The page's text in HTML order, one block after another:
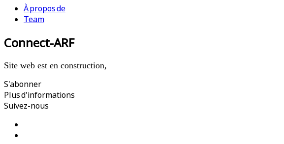
À propos de
Team
Connect-ARF
Site web est en construction,
S'abonner
Plus d'informations
Suivez-nous